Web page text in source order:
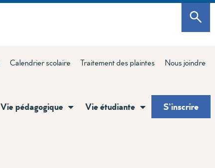
Calendrier scolaire Traitement des plaintes Nous joindre
Vie pédagogique Vie étudiante S’inscrire